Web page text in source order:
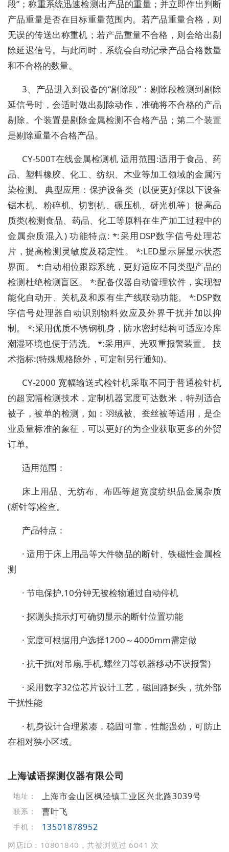
段”；称重系统迅速检测出产品的重量；并立即作出判断
产品重量是否在目标重量范围内。若产品重量合格，则
无误的传送出称重机；若产品重量不合格，则会给出剔
除延迟信号。与此同时，系统会自动记录产品合格数量
和不合格的数量。
3、产品进入到设备的“剔除段”：剔除段检测到剔除
延信号时，会适时做出剔除动作，准确将不合格的产品
剔除。个装置是剔除金属检测不合格产品；第二个装置
是剔除重量不合格产品。
CY-500T在线金属检测机 适用范围:适用于食品、药
品、塑料橡胶、化工、纺织、木业等加工领域的金属污
染检测。 典型应用：保护设备类（以便更好保以下设备
锯木机、粉碎机、切割机、碾压机、砑光机等）提高品
质类(检测食品、药品、化工等原料在生产加工过程中的
金属杂质混入) 功能特点: *:采用DSP数字信号处理芯
片，提高检测灵敏度及稳定性。 *:LED显示屏显示状态
界面。 *:自动相位跟踪系统，更好适应不同类型产品的
检测杜绝检测盲区。 *:配备仪器自动管理软件，实现智
能化自动开、关机及和原有生产线联动功能。 *:DSP数
字信号处理器自动识别物料效应及外界干扰并加以抑
制。 *:采用优质不锈钢机身，防水密封结构可适应冷库
潮湿环境也便于清洗。 *:采用声、光双重报警装置。 技
术指标:(特殊规格除外，可定制另行通知)。
CY-2000 宽幅输送式检针机采取不同于普通检针机
的超宽幅检测技术，定制机器宽度可达数米，特别适合
被子，被单的检测，如：羽绒被、蚕丝被等适用，是企
业质量标准的象征，可以更好的为企业获取更多的外贸
订单。
适用范围：
床上用品、无纺布、布匹等超宽度纺织品金属杂质
(断针等)检查。
产品特点：
· 适用于床上用品等大件物品的断针、铁磁性金属检
测
· 节电保护,10分钟无被检物通过自动停机
· 探测头指示灯可确切显示的断针位置功能
· 宽度可根据用户选择1200～4000mm需定做
· 抗干扰(对吊扇,手机,螺丝刀等铁器移动不误报警)
· 采用数字32位芯片设计工艺，磁回路探头，抗外部
干扰性能
· 机身设计合理紧凑，稳固可靠，性能强劲，可防止
在相对狭小区域。
上海诚语探测仪器有限公司
地址： 上海市金山区枫泾镇工业区兴北路3039号
联系： 曹叶飞
手机： 13501878952
网店ID：10801840，共被浏览过 6041 次